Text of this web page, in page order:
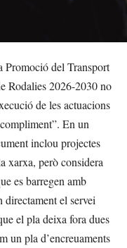
Promoció del Transport
Rodalies 2026-2030 no
de les actuacions
En un
inclou projectes
xarxa, però considera
es barregen amb
el servei
el pla deixa fora dues
un pla d’encreuaments